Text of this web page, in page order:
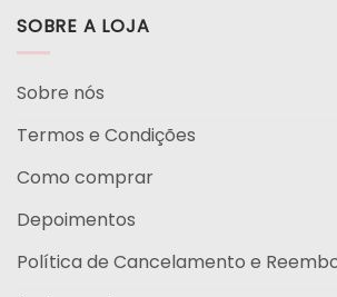
SOBRE A LOJA
Sobre nós
Termos e Condições
Como comprar
Depoimentos
Política de Cancelamento e